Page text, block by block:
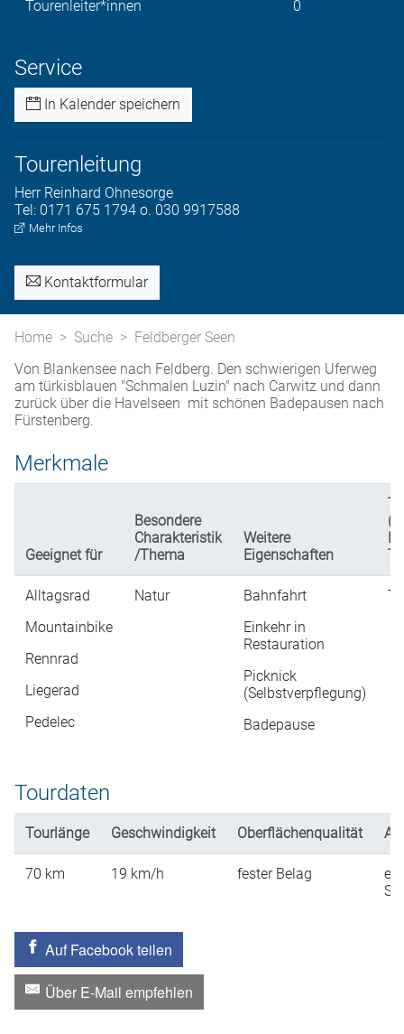
Tourenleiter*innen 0
Service
In Kalender speichern
Tourenleitung
Herr Reinhard Ohnesorge
Tel: 0171 675 1794 o. 030 9917588
Mehr Infos
Kontaktformular
Home Suche
Feldberger Seen
Von Blankensee nach Feldberg. Den schwierigen Uferweg
am türkisblauen "Schmalen Luzin" nach Carwitz und dann
zurück über die Havelseen mit schönen Badepausen nach
Fürstenberg.
Merkmale
Geeignet für
Besondere
Charakteristik
/Thema
Weitere
Eigenschaften
Alltagsrad
Mountainbike
Rennrad
Liegerad
Pedelec
Natur
Bahnfahrt
Einkehr in
Restauration
Picknick
(Selbstverpflegung)
Badepause
Tourdaten
Tourlänge Geschwindigkeit Oberflächenqualität
70 km 19 km/h fester Belag
Auf Facebook teilen
Über E-Mail empfehlen